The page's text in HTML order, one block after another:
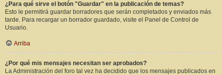
¿Para qué sirve el botón "Guardar" en la publicación de temas?
Esto le permitirá guardar borradores que serán completados y enviados más
tarde. Para recargar un borrador guardado, visite el Panel de Control de
Usuario.
Arriba
¿Por qué mis mensajes necesitan ser aprobados?
La Administración del foro tal vez ha decidido que los mensajes publicados en